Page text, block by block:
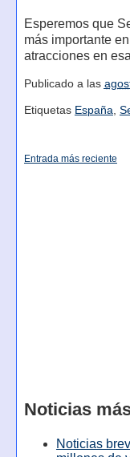
Esperemos que
más importante
atracciones en
Publicado a las
Etiquetas España
Entrada más reciente
Noticias
Noticias